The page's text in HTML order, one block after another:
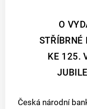
O
STŘÍBRNÉ
KE 125.
Česká národní